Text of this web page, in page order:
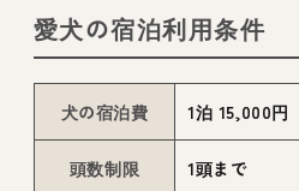
愛犬の宿泊利用条件
犬の宿泊費 1泊 15,000円
頭数制限 1頭まで